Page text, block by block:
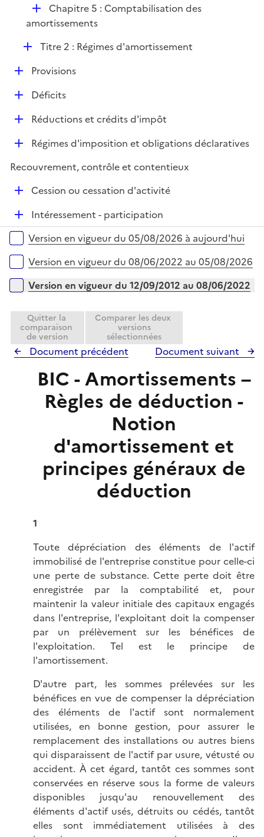
e
r
l
i
e
r
D
é
l
e
r
Chapitre 5 : Comptabilisation des
amortissements
D
p
l
i
e
Titre 2 : Régimes d'amortissement
DProvisions
D
e
Déficits
D
i
Réductions et crédits d'impôt
D
p
r
Régimes d'imposition et obligations déclaratives
Recouvrement, contrôle et contentieux
D
e
Cession ou cessation d'activité
D
é
p
e
Intéressement - participation
Versions sur la période
Version en vigueur du 05/08/2026 à aujourd'hui
Version en vigueur du 08/06/2022 au 05/08/2026
Version en vigueur du 12/09/2012 au 08/06/2022
Quitter la
comparaison
de version
Comparer les deux
versions
sélectionnées
Document précédent Document suivant
BIC - Amortissements –
Règles de déduction -
Notion
d'amortissement et
principes généraux de
déduction
1
Toute dépréciation des éléments de l'actif
immobilisé de l'entreprise constitue pour celle-ci
une perte de substance. Cette perte doit être
enregistrée par la comptabilité et, pour
maintenir la valeur initiale des capitaux engagés
dans l'entreprise, l'exploitant doit la compenser
par un prélèvement sur les bénéfices de
l'exploitation. Tel est le principe de
l'amortissement.
D'autre part, les sommes prélevées sur les
bénéfices en vue de compenser la dépréciation
des éléments de l'actif sont normalement
utilisées, en bonne gestion, pour assurer le
remplacement des installations ou autres biens
qui disparaissent de l'actif par usure, vétusté ou
accident. À cet égard, tantôt ces sommes sont
conservées en réserve sous la forme de valeurs
disponibles jusqu'au renouvellement des
éléments d'actif usés, détruits ou cédés, tantôt
elles sont immédiatement utilisées à des